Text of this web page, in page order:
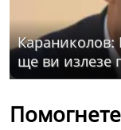
Караниколов:
ще ви излезе